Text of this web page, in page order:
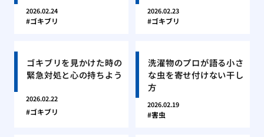
2026.02.24
ゴキブリ
2026.02.23
ゴキブリ
ゴキブリを見かけた時の
緊急対処と心の持ちよう
2026.02.22
ゴキブリ
洗濯物のプロが語る小さ
な虫を寄せ付けない干し
方
2026.02.19
害虫